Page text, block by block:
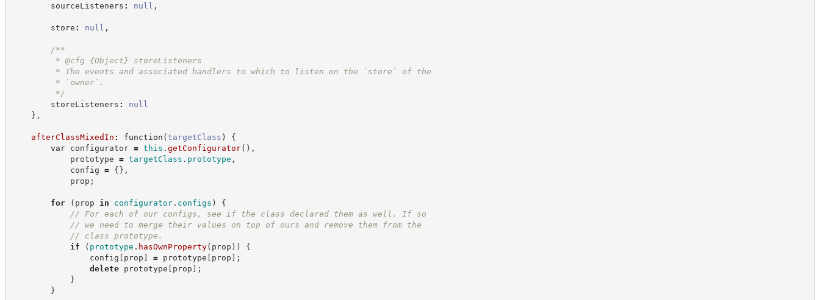
sourceListeners : null ,
store : null ,
/**
* @cfg {Object}
storeListeners
* The events and associated handlers to which to listen on the `store` of the
* `owner`.
*/
storeListeners :
null
} ,
afterClassMixedIn : function (targetClass )
{
var configurator = this . getConfigurator( ) ,
prototype = targetClass . prototype ,
config = {} ,
prop ;
for ( prop in configurator. configs )
{
// For each of our configs, see if the class declared them as well. If so
// we need to merge their values on top of ours and remove them from the
// class prototype.
if
( prototype . hasOwnProperty( prop ) )
{
config [ prop ] = prototype [ prop ] ;
delete prototype [ prop ] ;
}
}